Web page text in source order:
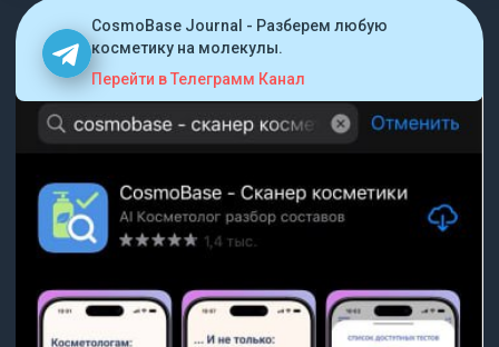
CosmoBase Journal - Разберем любую
косметику на молекулы.
Перейти в Телеграмм Канал